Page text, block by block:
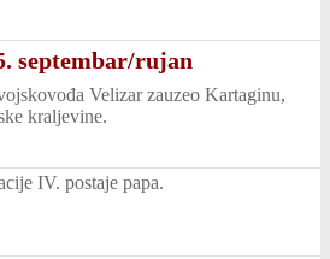
septembar/rujan
Velizar zauzeo Kartaginu,
kraljevine.
IV. postaje papa.